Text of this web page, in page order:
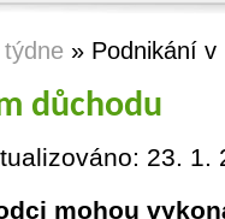
» Podnikání v
důchodu
23. 1.
mohou